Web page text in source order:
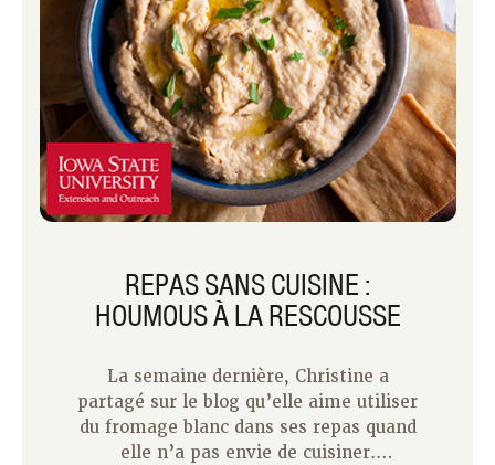
REPAS SANS CUISINE :
HOUMOUS À LA RESCOUSSE
La semaine dernière, Christine a
partagé sur le blog qu’elle aime utiliser
du fromage blanc dans ses repas quand
elle n’a pas envie de cuisiner.